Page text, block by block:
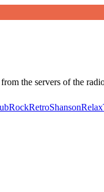
RockRetroShansonRelax
the servers of the